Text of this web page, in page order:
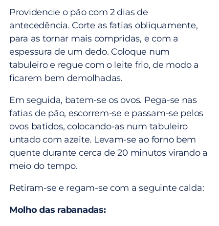
Providencie o pão com 2 dias de
antecedência. Corte as fatias obliquamente,
para as tornar mais compridas, e com a
espessura de um dedo. Coloque num
tabuleiro e regue com o leite frio, de modo a
ficarem bem demolhadas.
Em seguida, batem-se os ovos. Pega-se nas
fatias de pão, escorrem-se e passam-se pelos
ovos batidos, colocando-as num tabuleiro
untado com azeite. Levam-se ao forno bem
quente durante cerca de 20 minutos virando a
meio do tempo.
Retiram-se e regam-se com a seguinte calda:
Molho das rabanadas: